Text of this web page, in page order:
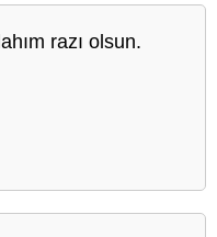
razı olsun.